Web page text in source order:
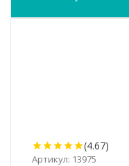
(4.67)
Артикул: 13975